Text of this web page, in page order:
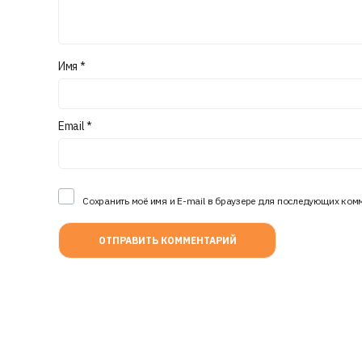
Имя *
Email*
Сохранить моё имя и E-mail в браузере для последующих